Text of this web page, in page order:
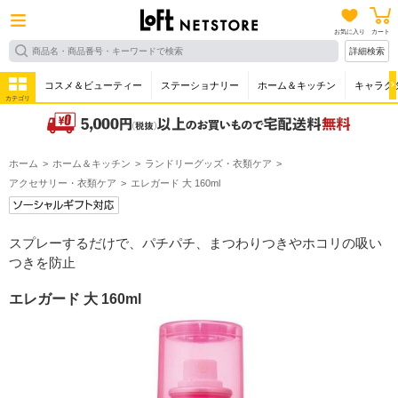
お気に入り カート
詳細検索
カテゴリ
コスメ＆ビューティー ステーショナリー ホーム＆キッチン キャラク
ホーム ホーム＆キッチン
ランドリーグッズ・衣類ケア
アクセサリー・衣類ケア
エレガード 大 160ml
スプレーするだけで、パチパチ、まつわりつきやホコリの吸い
つきを防止
エレガード 大 160ml